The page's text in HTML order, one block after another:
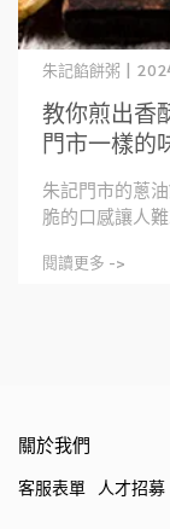
教你煎出香
門市一樣的
朱記餡餅粥 |
朱記門市的蔥
脆的口感讓人
閱讀更多 ->
關於我們
客服表單 人才招募